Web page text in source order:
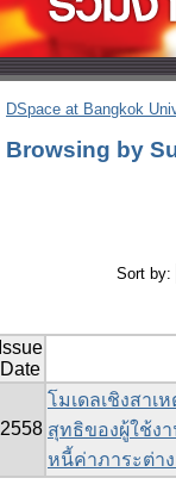
DSpace at Bangkok
Browsing by
Sort by:
Issue
Date
2558
โมเดลเชิงสา
สุทธิของผู้ใช้ง
หนี้ค่าภาระต่าง